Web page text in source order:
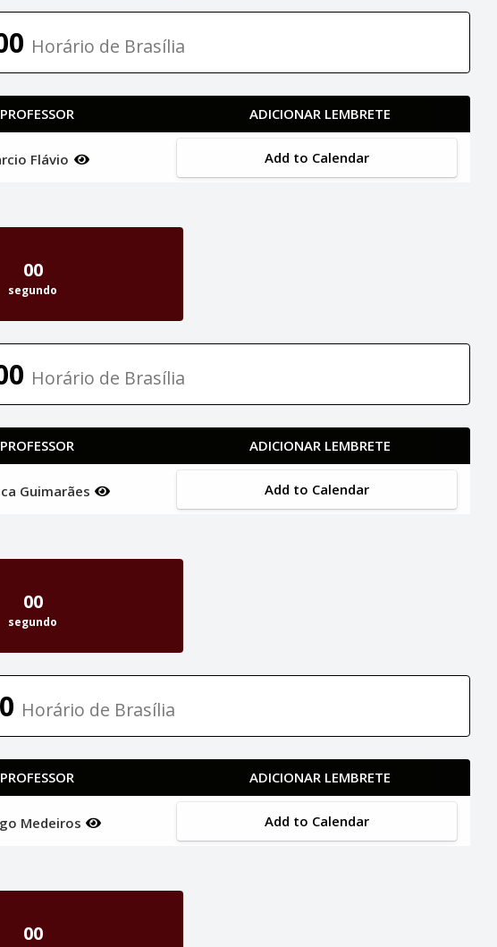
Horário de Brasília
PROFESSOR ADICIONAR LEMBRETE
Flávio Add to Calendar
00
segundo
Horário de Brasília
PROFESSOR ADICIONAR LEMBRETE
Guimarães Add to Calendar
00
segundo
Horário de Brasília
PROFESSOR ADICIONAR LEMBRETE
Medeiros Add to Calendar
00